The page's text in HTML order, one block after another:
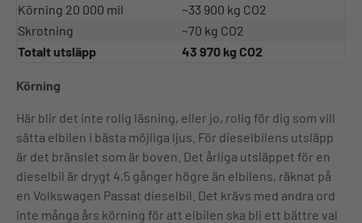
Körning 20 000 mil
~33 900 kg CO2
Skrotning
~70 kg CO2
Totalt utsläpp
43 970 kg CO2
Körning
Här blir det inte rolig läsning, eller jo, rolig för dig som vill
sätta elbilen i bästa möjliga ljus. För dieselbilens utsläpp
är det bränslet som är boven. Det årliga utsläppet för en
dieselbil är drygt 4,5 gånger högre än elbilens, räknat på
en Volkswagen Passat dieselbil. Det krävs med andra ord
inte många års körning för att elbilen ska bli ett bättre val